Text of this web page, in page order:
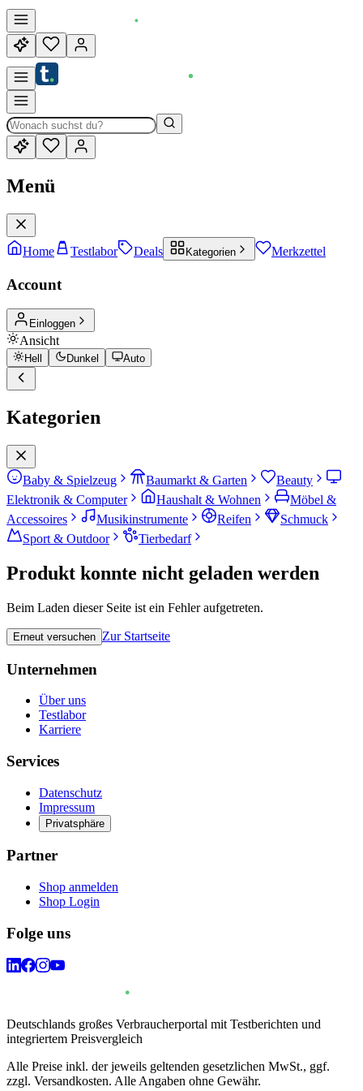
Menü
Home Testlabor Deals Kategorien Merkzettel
Account
Einloggen
Ansicht
Hell Dunkel Auto
Kategorien
Baby & Spielzeug Baumarkt & Garten
Beauty
Elektronik & Computer
Haushalt & Wohnen
Möbel &
Accessoires
Musikinstrumente Reifen
Schmuck
Sport & Outdoor
Tierbedarf
Produkt konnte nicht geladen werden
Beim Laden dieser Seite ist ein Fehler aufgetreten.
Erneut versuchen Zur Startseite
Unternehmen
Über uns
Testlabor
Karriere
Services
Datenschutz
Impressum
Privatsphäre
Partner
Shop anmelden
Shop Login
Folge uns
Deutschlands großes Verbraucherportal mit Testberichten und
integriertem Preisvergleich
Alle Preise inkl. der jeweils geltenden gesetzlichen MwSt., ggf.
zzgl. Versandkosten. Alle Angaben ohne Gewähr.